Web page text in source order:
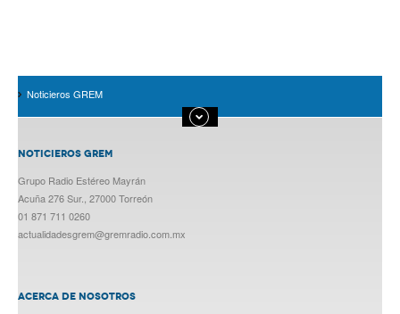
Noticieros GREM
NOTICIEROS GREM
Grupo Radio Estéreo Mayrán
Acuña 276 Sur., 27000 Torreón
01 871 711 0260
actualidadesgrem@gremradio.com.mx
ACERCA DE NOSOTROS